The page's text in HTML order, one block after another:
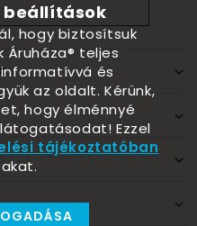
hogy biztosítsuk
Áruháza® teljes
és
az oldalt. Kérünk,
hogy élménnyé
Ezzel
tájékoztatóban